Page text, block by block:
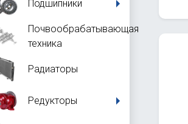
Подшипники
Почвообрабатывающая
техника
Радиаторы
Редукторы